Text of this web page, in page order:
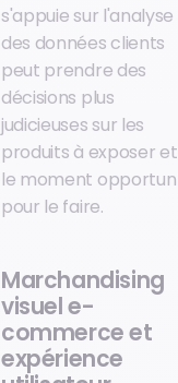
s'appuie sur l'analyse
des données clients
peut prendre des
décisions plus
judicieuses sur les
produits à exposer et
le moment opportun
pour le faire.
Marchandising
visuel e-
commerce et
expérience